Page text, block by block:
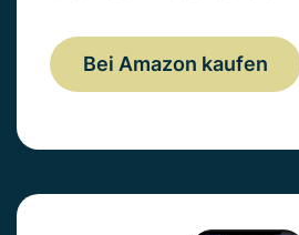
Bei Amazon kaufen